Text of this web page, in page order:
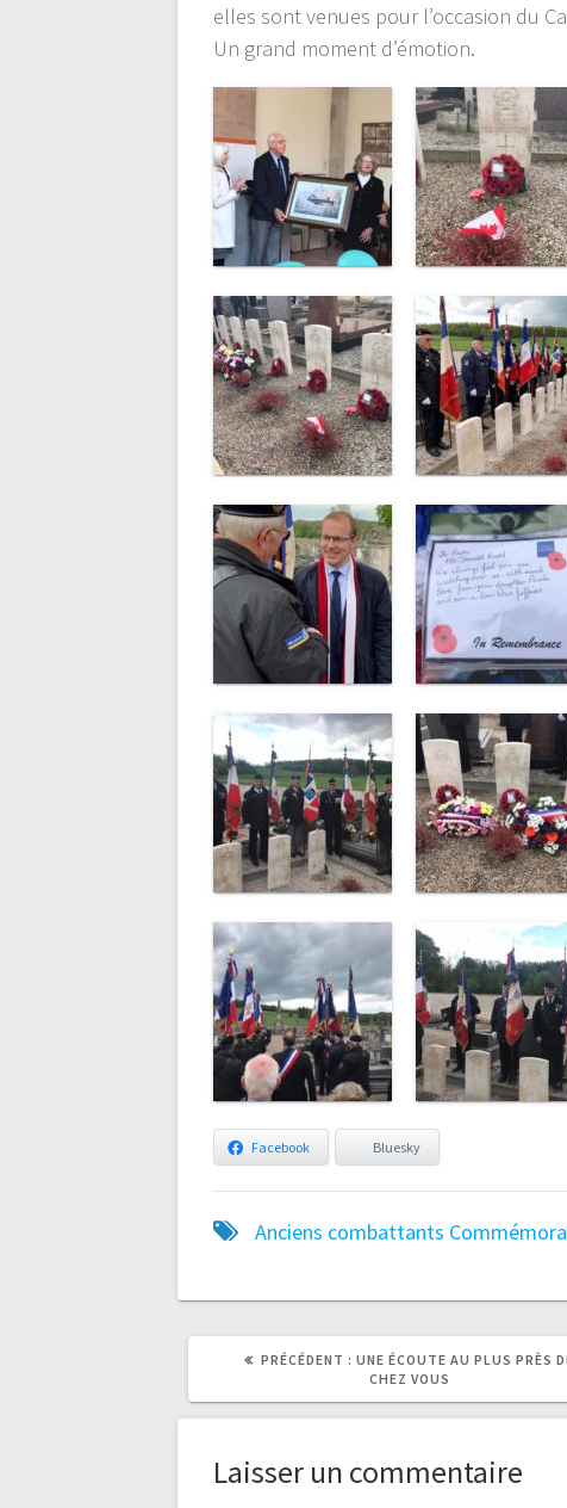
elles sont venues pour l’occasion du
Un grand moment d’émotion.
Facebook Bluesky
Anciens combattants
PRÉCÉDENT :
ARTICLE
PRÉCÉDENT
UNE ÉCOUTE AU PLUS PRÈS
CHEZ VOUS
ARTICLE
Laisser un commentaire